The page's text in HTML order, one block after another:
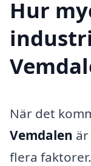
Hur
När det
Vemdalen
flera